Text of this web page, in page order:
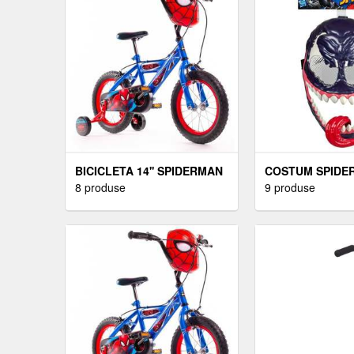
BICICLETA 14'' SPIDERMAN
8 produse
COSTUM
9 produse